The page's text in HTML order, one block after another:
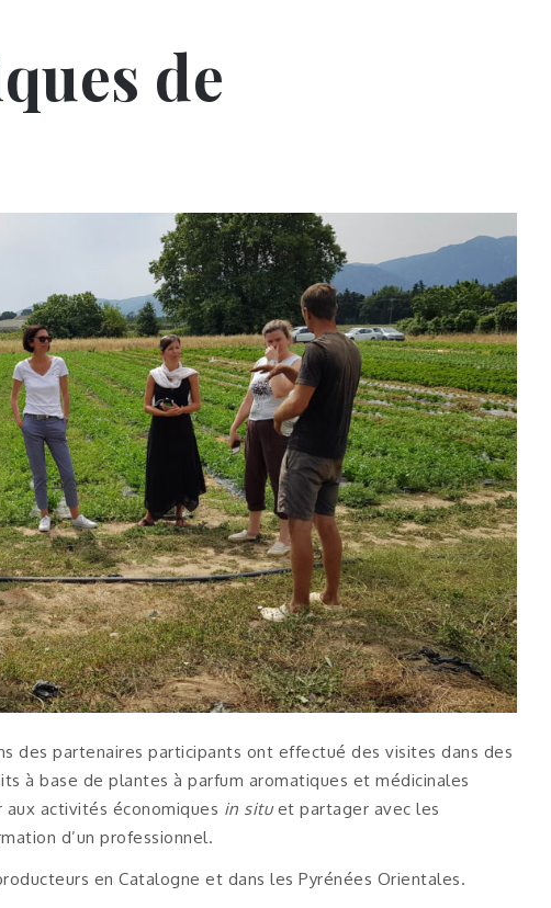
de
des partenaires participants ont effectué des visites dans des
à base de plantes à parfum aromatiques et médicinales
activités économiques in situet partager avec les
d’un professionnel.
en Catalogne et dans les Pyrénées Orientales.